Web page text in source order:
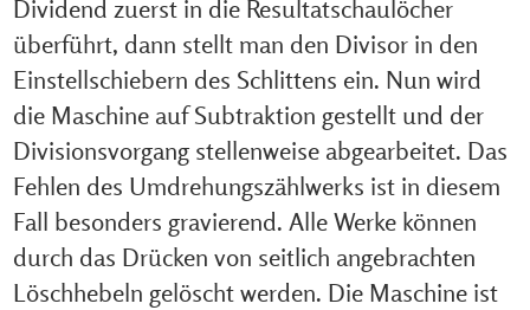
Dividend zuerst in die Resultatschaulöcher
überführt, dann stellt man den Divisor in den
Einstellschiebern des Schlittens ein. Nun wird
die Maschine auf Subtraktion gestellt und der
Divisionsvorgang stellenweise abgearbeitet. Das
Fehlen des Umdrehungszählwerks ist in diesem
Fall besonders gravierend. Alle Werke können
durch das Drücken von seitlich angebrachten
Löschhebeln gelöscht werden. Die Maschine ist